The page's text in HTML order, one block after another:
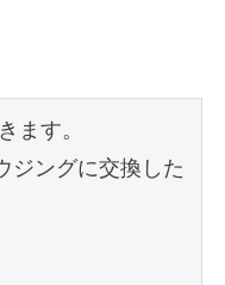
ます。
ジングに交換した